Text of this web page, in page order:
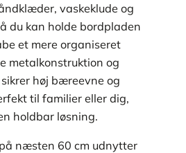
vaskeklude og
du kan holde bordpladen
et mere organiseret
metal­konstruktion og
høj bæreevne og
til familier eller dig,
holdbar løsning.
næsten 60 cm udnytter